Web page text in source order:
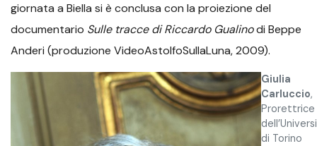
giornata a Biella si è conclusa con la proiezione del
documentario Sulle tracce di Riccardo Gualinodi Beppe
Anderi (produzione VideoAstolfoSullaLuna, 2009).
Giulia
Carluccio,
Prorettrice
di Torino